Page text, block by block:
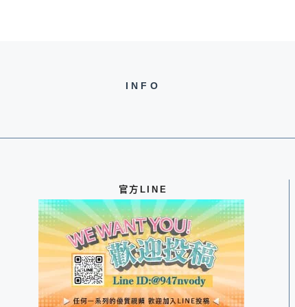
INFO
官方LINE